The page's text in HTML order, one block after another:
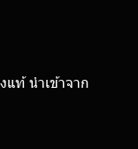
แท้ นำเข้าจาก